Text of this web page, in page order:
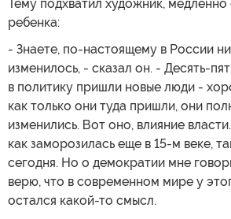
Тему подхватил художник, медленно
ребенка:
- Знаете, по-настоящему в России
изменилось, - сказал он. - Десять-
в политику пришли новые люди -
как только они туда пришли, они
изменились. Вот оно, влияние
как заморозилась еще в 15-м веке,
сегодня. Но о демократии мне
верю, что в современном мире у
остался какой-то смысл.